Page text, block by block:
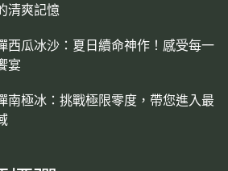
清爽記憶
西瓜冰沙：夏日續命神作！感受每一
宴
南極冰：挑戰極限零度，帶您進入最